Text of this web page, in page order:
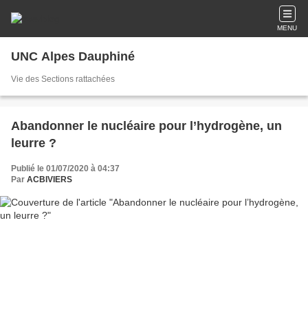
MENU
UNC Alpes Dauphiné
Vie des Sections rattachées
Abandonner le nucléaire pour l’hydrogène, un
leurre ?
Publié le 01/07/2020 à 04:37
Par ACBIVIERS